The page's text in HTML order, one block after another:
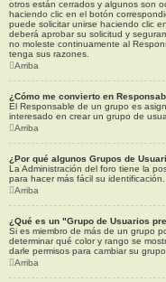
otros están cerrados y algunos son
haciendo clic en el botón
puede solicitar unirse haciendo clic
deberá aprobar su solicitud y
no moleste continuamente al
tenga sus razones.
Arriba
¿Cómo me convierto en
El Responsable de un grupo es
interesado en crear un grupo de
Arriba
¿Por qué algunos Grupos de
La Administración del foro tiene la
para hacer más fácil su identificación.
Arriba
¿Qué es un "Grupo de Usuarios
Si es miembro de más de un grupo
determinar qué color y rango se
darle permisos para cambiar su
Arriba